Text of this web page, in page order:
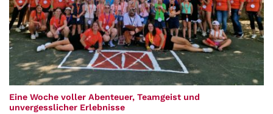
Eine Woche voller Abenteuer, Teamgeist und
unvergesslicher Erlebnisse: